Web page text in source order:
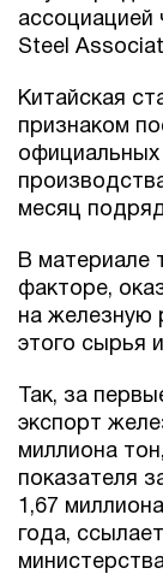
ассоциацией
Steel
Китайская
признаком
месяц
В материале
факторе,
на железную
этого сырья
Так, за
экспорт
миллиона
показателя
1,67
года,